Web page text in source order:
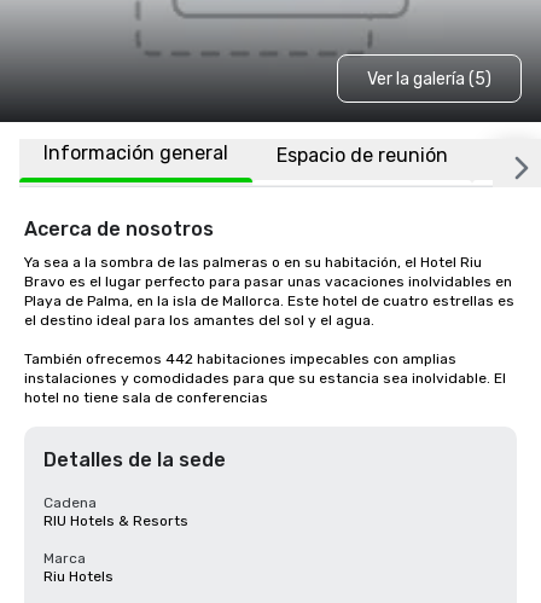
Ver la galería (5)
Información general Espacio de reunión
Acerca de nosotros
Ya sea a la sombra de las palmeras o en su habitación, el Hotel Riu
Bravo es el lugar perfecto para pasar unas vacaciones inolvidables en
Playa de Palma, en la isla de Mallorca. Este hotel de cuatro estrellas es
el destino ideal para los amantes del sol y el agua.
También ofrecemos 442 habitaciones impecables con amplias
instalaciones y comodidades para que su estancia sea inolvidable. El
hotel no tiene sala de conferencias
Detalles de la sede
Cadena
RIU Hotels & Resorts
Marca
Riu Hotels